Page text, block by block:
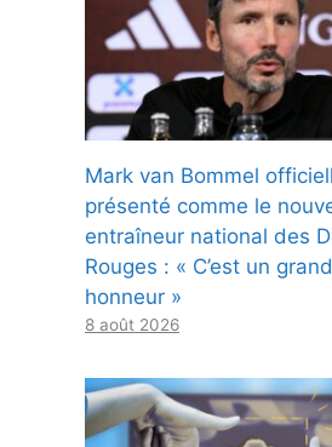
Mark van Bommel
présenté comme le
entraîneur national des
Rouges : « C’est un grand
honneur »
8 août 2026